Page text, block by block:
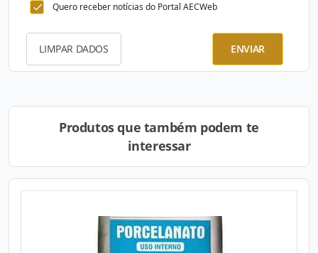
Quero receber notícias do Portal AECWeb
LIMPAR DADOS ENVIAR
Produtos que também podem te
interessar